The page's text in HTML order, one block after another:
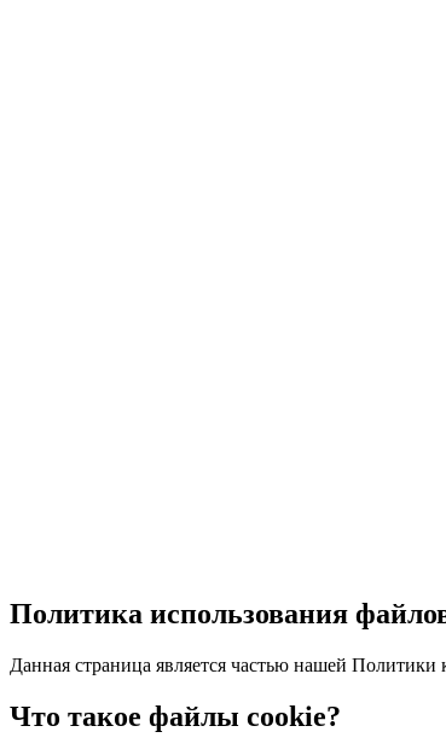
Политика использования
Данная страница является частью нашей
Что такое файлы cookie?